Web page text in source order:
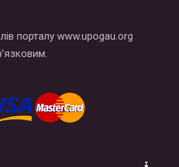
порталу www.upogau.org